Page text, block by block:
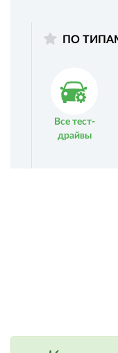
ПО
Все тест-
драйвы